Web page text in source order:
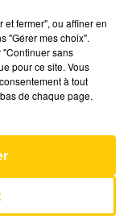
NORD
et fermer", ou affiner en
"Gérer mes choix".
sans
pour ce site. Vous
à tout
de chaque page.